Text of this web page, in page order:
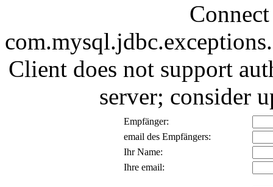
Client does not support
server; consider
Empfänger:
email des Empfängers:
Ihr Name:
Ihre email: